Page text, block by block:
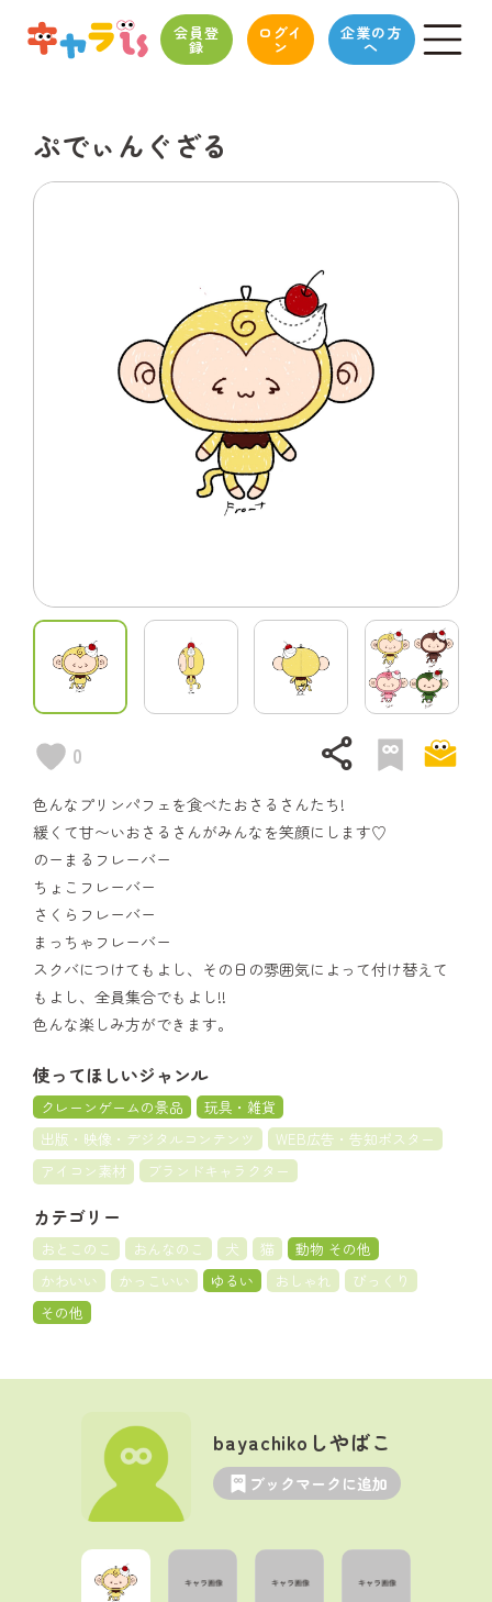
会員登
録
ログイ
ン
企業の方
へ
ぷでぃんぐざる
0 share
色んなプリンパフェを食べたおさるさんたち!
緩くて甘〜いおさるさんがみんなを笑顔にします♡
のーまるフレーバー
ちょこフレーバー
さくらフレーバー
まっちゃフレーバー
スクバにつけてもよし、その日の雰囲気によって付け替えて
もよし、全員集合でもよし!!
色んな楽しみ方ができます。
使ってほしいジャンル
クレーンゲームの景品
玩具・雑貨
出版・映像・デジタルコンテンツ
WEB広告・告知ポスター
アイコン素材
ブランドキャラクター
カテゴリー
おとこのこ おんなのこ 犬 猫
動物 その他
かわいい
かっこいい ゆるい おしゃれ
びっくり
その他
bayachikoしやばこ
ブックマークに追加